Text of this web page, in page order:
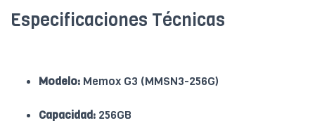
Especificaciones Técnicas
Modelo: Memox G3 (MMSN3-256G)
Capacidad: 256GB